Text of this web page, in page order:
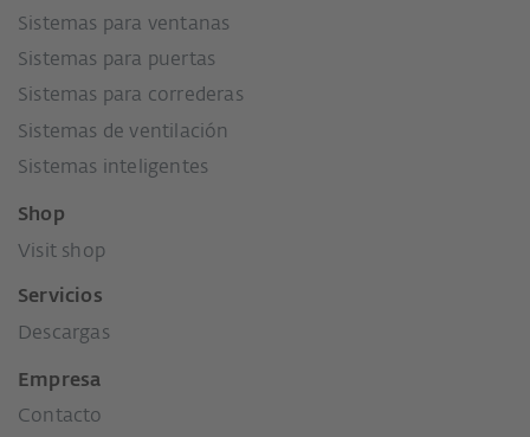
Sistemas para ventanas
Sistemas para puertas
Sistemas para correderas
Sistemas de ventilación
Sistemas inteligentes
Shop
Visit shop
Servicios
Descargas
Empresa
Contacto